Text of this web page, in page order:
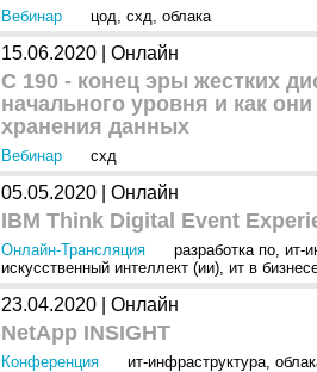
Вебинар цод, схд, облака
15.06.2020 | Онлайн
С 190 - конец эры жестких
начального уровня и как
хранения данных
Вебинар схд
05.05.2020 | Онлайн
IBM Think Digital Event
Онлайн-Трансляция разработка по, ит-
искусственный интеллект (ии), ит в
23.04.2020 | Онлайн
NetApp INSIGHT
Конференция ит-инфраструктура,